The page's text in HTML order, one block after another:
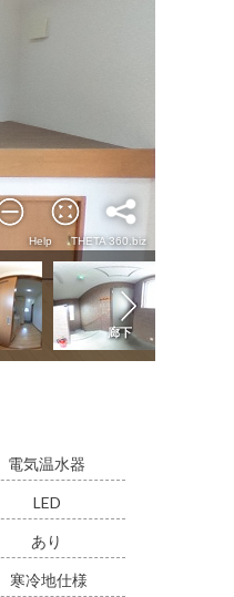
電気温水器
LED
あり
寒冷地仕様